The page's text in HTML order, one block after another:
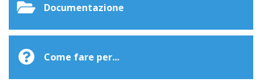
Documentazione
Come fare per...